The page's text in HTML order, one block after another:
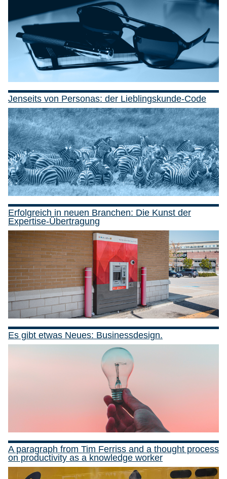
Jenseits von Personas: der Lieblingskunde-Code
Erfolgreich in neuen Branchen: Die Kunst der
Expertise-Übertragung
Es gibt etwas Neues: Businessdesign.
A paragraph from Tim Ferriss and a thought process
on productivity as a knowledge worker